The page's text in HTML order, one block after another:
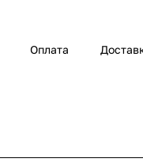
Оплата